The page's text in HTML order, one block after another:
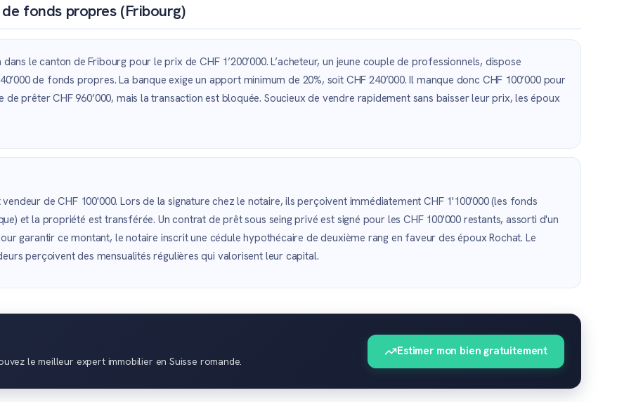
fonds propres (Fribourg)
le canton de Fribourg pour le prix de CHF 1’200’000. L’acheteur, un jeune couple de professionnels, dispose
de fonds propres. La banque exige un apport minimum de 20%, soit CHF 240’000. Il manque donc CHF 100’000 pour
prêter CHF 960’000, mais la transaction est bloquée. Soucieux de vendre rapidement sans baisser leur prix, les époux
de CHF 100'000. Lors de la signature chez le notaire, ils perçoivent immédiatement CHF 1'100'000 (les fonds
et la propriété est transférée. Un contrat de prêt sous seing privé est signé pour les CHF 100'000 restants, assorti d'un
garantir ce montant, le notaire inscrit une cédule hypothécaire de deuxième rang en faveur des époux Rochat. Le
perçoivent des mensualités régulières qui valorisent leur capital.
le meilleur expert immobilier en Suisse romande.
Estimer mon bien gratuitement